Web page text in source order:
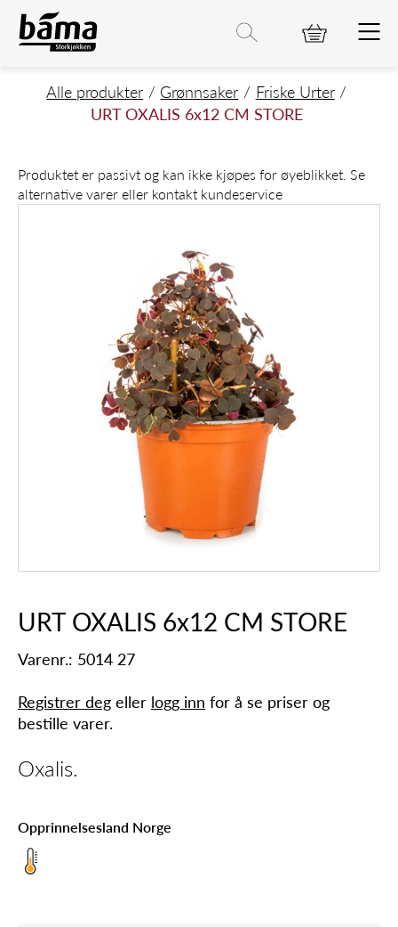
URT OXALIS 6x12 CM STORE
Hovedinnhold
Hovedmeny
Hovedmeny
Alle produkter Grønnsaker
Friske Urter
URT OXALIS 6x12 CM STORE
Produktet er passivt og kan ikke kjøpes for øyeblikket. Se
alternative varer eller kontakt kundeservice
URT OXALIS 6x12 CM STORE
Varenr.: 5014 27
Registrer deg eller logg inn for å se priser og
bestille varer.
Oxalis.
Opprinnelsesland Norge